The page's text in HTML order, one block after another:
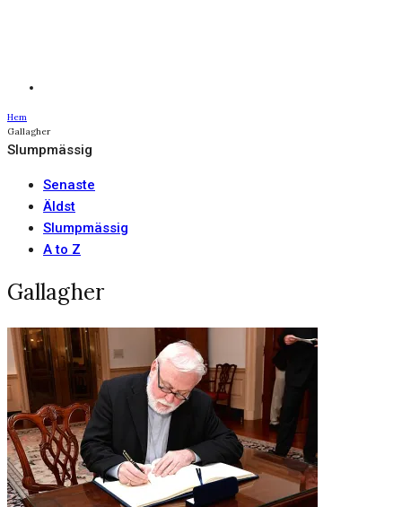
Hem
Gallagher
Slumpmässig
Senaste
Äldst
Slumpmässig
A to Z
Gallagher